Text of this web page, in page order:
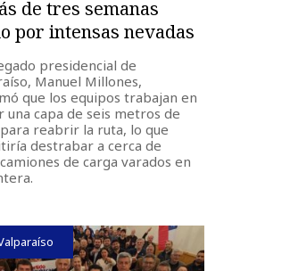
de tres semanas
por intensas nevadas
presidencial de
Manuel Millones,
que los equipos trabajan en
una capa de seis metros de
reabrir la ruta, lo que
destrabar a cerca de
de carga varados en